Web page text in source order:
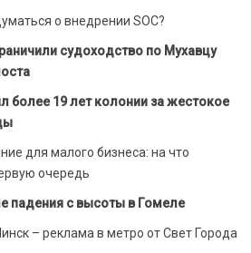
о внедрении SOC?
судоходство по Мухавцу
более 19 лет колонии за жестокое
для малого бизнеса: на что
очередь
падения с высоты в Гомеле
– реклама в метро от Свет Города